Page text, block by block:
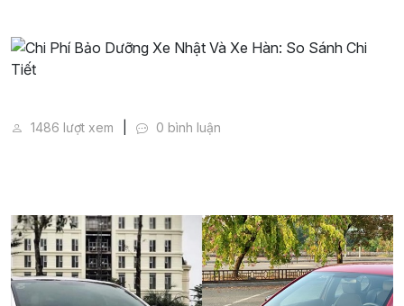
1486 lượt xem 0 bình luận